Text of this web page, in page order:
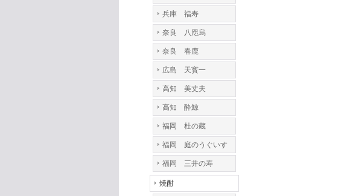
兵庫 福寿
奈良 八咫烏
奈良 春鹿
広島 天寳一
高知 美丈夫
高知 酔鯨
福岡 杜の蔵
福岡 庭のうぐいす
福岡 三井の寿
焼酎